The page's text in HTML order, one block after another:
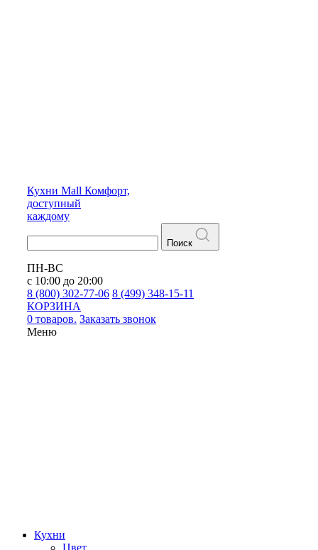
Кухни Mall Комфорт,
доступный
каждому
Поиск
ПН-ВС
с 10:00 до 20:00
8 (800) 302-77-06 8 (499) 348-15-11
КОРЗИНА
0 товаров. Заказать звонок
Меню
Кухни
Цвет